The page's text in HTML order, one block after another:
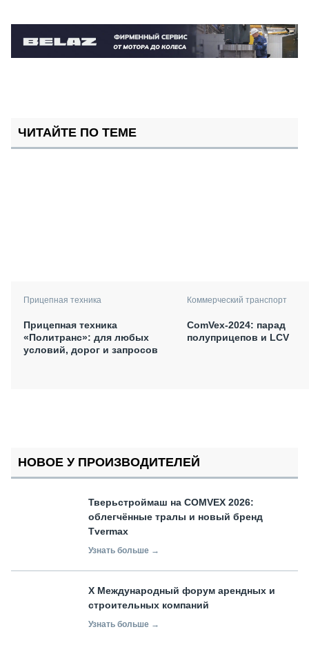
ЧИТАЙТЕ ПО ТЕМЕ
Прицепная техника
Прицепная техника
«Политранс»: для любых
условий, дорог и запросов
Коммерческий транспорт
ComVex-2024: парад
полуприцепов и LCV
НОВОЕ У ПРОИЗВОДИТЕЛЕЙ
Тверьстроймаш на COMVEX 2026:
облегчённые тралы и новый бренд
Tvermax
Узнать больше →
X Международный форум арендных и
строительных компаний
Узнать больше →